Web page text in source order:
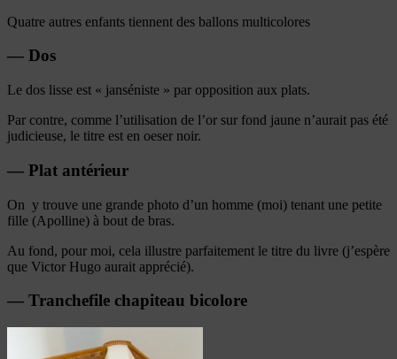
Quatre autres enfants tiennent des ballons multicolores
— Dos
Le dos lisse est « janséniste » par opposition aux plats.
Par contre, comme l’utilisation de l’or sur fond jaune n’aurait pas été
judicieuse, le titre est en oeser noir.
— Plat antérieur
On y trouve une grande photo d’un homme (moi) tenant une petite
fille (Apolline) à bout de bras.
Au fond, pour moi, cela illustre parfaitement le titre du livre (j’espère
que Victor Hugo aurait apprécié).
— Tranchefile chapiteau bicolore